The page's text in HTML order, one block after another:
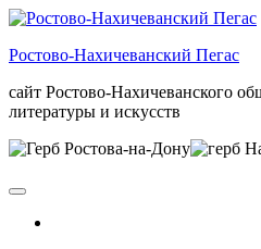
Skip
the
Ростово-Нахичеванский Пегас
сайт Ростово-Нахичеванского
литературы и искусств